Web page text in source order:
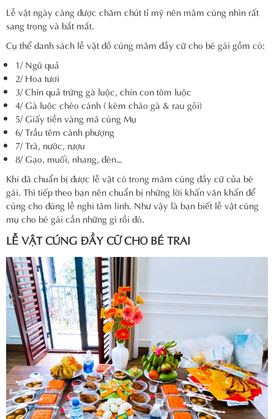
Lễ vật ngày càng được chăm chút tỉ mỹ nên mâm cúng nhìn rất
sang trọng và bắt mắt.
Cụ thể danh sách lễ vật đồ cúng mâm đầy cữ cho bé gái gồm có:
1/ Ngũ quả
2/ Hoa tươi
3/ Chín quả trứng gà luộc, chín con tôm luộc
4/ Gà luộc chéo cánh ( kèm cháo gà & rau gỏi)
5/ Giấy tiền vàng mã cúng Mụ
6/ Trầu têm cánh phượng
7/ Trà, nước, rượu
8/ Gạo, muối, nhang, đèn…
Khi đã chuẩn bị được lễ vật có trong mâm cúng đầy cữ của bé
gái. Thì tiếp theo bạn nên chuẩn bị những lời khấn văn khấn để
cúng cho đúng lễ nghi tâm linh. Như vậy là bạn biết lễ vật cúng
mụ cho bé gái cần những gì rồi đó.
LỄ VẬT CÚNG ĐẦY CỮ CHO BÉ TRAI